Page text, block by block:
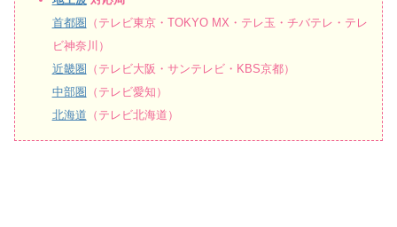
首都圏 （テレビ東京・TOKYO MX・テレ玉・チバテレ・テレ
ビ神奈川）
近畿圏 （テレビ大阪・サンテレビ・KBS京都）
中部圏 （テレビ愛知）
北海道 （テレビ北海道）